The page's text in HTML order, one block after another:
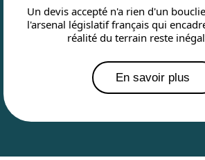
Un devis accepté n'a rien d'un
l'arsenal législatif français qui
réalité du terrain reste
En savoir plus